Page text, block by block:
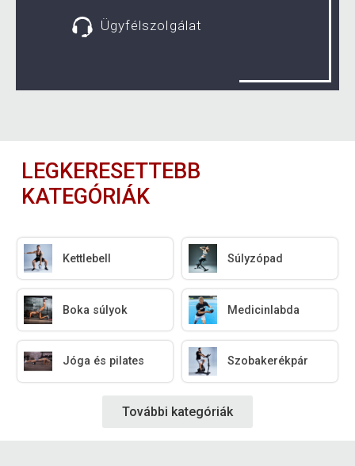
Ügyfélszolgálat
LEGKERESETTEBB
KATEGÓRIÁK
Kettlebell Súlyzópad
Boka súlyok Medicinlabda
Jóga és pilates Szobakerékpár
További kategóriák